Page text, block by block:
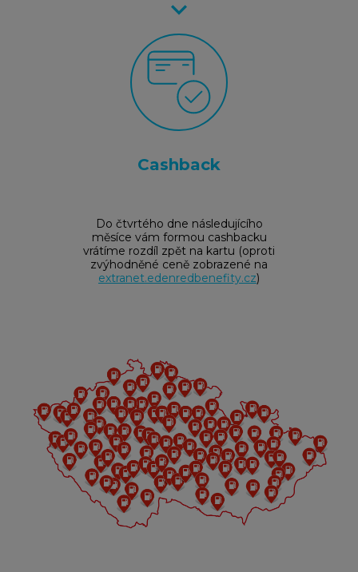
keyboard_arrow_right
Cashback
Do čtvrtého dne následujícího
měsíce vám formou cashbacku
vrátíme rozdíl zpět na kartu (oproti
zvýhodněné ceně zobrazené na
extranet.edenredbenefity.cz)